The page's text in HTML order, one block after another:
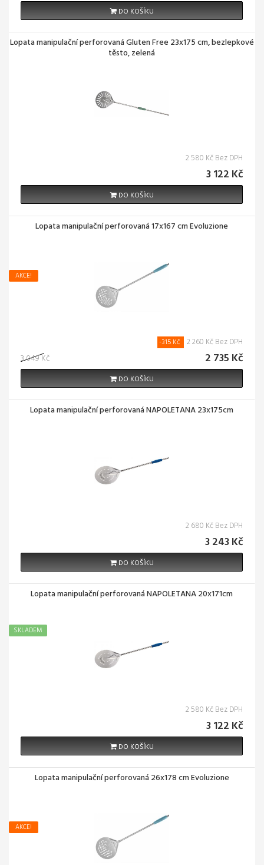
DO KOŠÍKU
Lopata manipulační perforovaná Gluten Free 23x175 cm, bezlepkové
těsto, zelená
2 580 Kč Bez DPH
3 122 Kč
DO KOŠÍKU
Lopata manipulační perforovaná 17x167 cm Evoluzione
AKCE!
3 049 Kč
-315 Kč 2 260 Kč Bez DPH
2 735 Kč
DO KOŠÍKU
Lopata manipulační perforovaná NAPOLETANA 23x175cm
2 680 Kč Bez DPH
3 243 Kč
DO KOŠÍKU
Lopata manipulační perforovaná NAPOLETANA 20x171cm
SKLADEM
2 580 Kč Bez DPH
3 122 Kč
DO KOŠÍKU
Lopata manipulační perforovaná 26x178 cm Evoluzione
AKCE!